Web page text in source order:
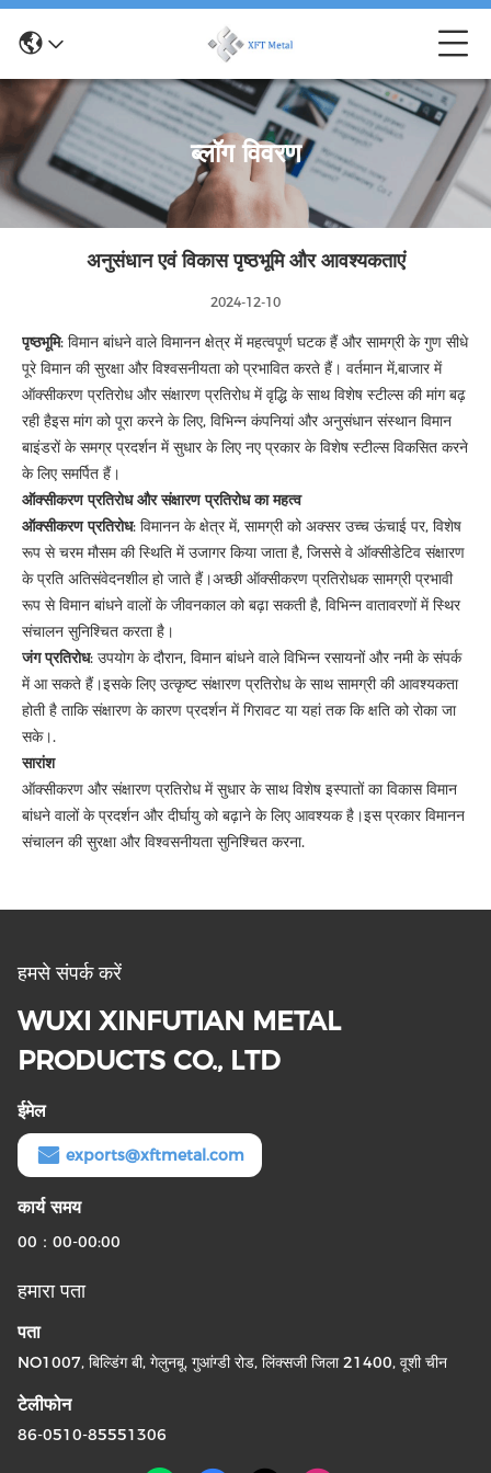
ब्लॉग विवरण
अनुसंधान एवं विकास पृष्ठभूमि और आवश्यकताएं
2024-12-10
पृष्ठभूमि: विमान बांधने वाले विमानन क्षेत्र में महत्वपूर्ण घटक हैं और सामग्री के गुण सीधे
पूरे विमान की सुरक्षा और विश्वसनीयता को प्रभावित करते हैं। वर्तमान में,बाजार में
ऑक्सीकरण प्रतिरोध और संक्षारण प्रतिरोध में वृद्धि के साथ विशेष स्टील्स की मांग बढ़
रही हैइस मांग को पूरा करने के लिए, विभिन्न कंपनियां और अनुसंधान संस्थान विमान
बाइंडरों के समग्र प्रदर्शन में सुधार के लिए नए प्रकार के विशेष स्टील्स विकसित करने
के लिए समर्पित हैं।
ऑक्सीकरण प्रतिरोध और संक्षारण प्रतिरोध का महत्व
ऑक्सीकरण प्रतिरोध: विमानन के क्षेत्र में, सामग्री को अक्सर उच्च ऊंचाई पर, विशेष
रूप से चरम मौसम की स्थिति में उजागर किया जाता है, जिससे वे ऑक्सीडेटिव संक्षारण
के प्रति अतिसंवेदनशील हो जाते हैं।अच्छी ऑक्सीकरण प्रतिरोधक सामग्री प्रभावी
रूप से विमान बांधने वालों के जीवनकाल को बढ़ा सकती है, विभिन्न वातावरणों में स्थिर
संचालन सुनिश्चित करता है।
जंग प्रतिरोध: उपयोग के दौरान, विमान बांधने वाले विभिन्न रसायनों और नमी के संपर्क
में आ सकते हैं।इसके लिए उत्कृष्ट संक्षारण प्रतिरोध के साथ सामग्री की आवश्यकता
होती है ताकि संक्षारण के कारण प्रदर्शन में गिरावट या यहां तक कि क्षति को रोका जा
सके।.
सारांश
ऑक्सीकरण और संक्षारण प्रतिरोध में सुधार के साथ विशेष इस्पातों का विकास विमान
बांधने वालों के प्रदर्शन और दीर्घायु को बढ़ाने के लिए आवश्यक है।इस प्रकार विमानन
संचालन की सुरक्षा और विश्वसनीयता सुनिश्चित करना.
हमसे संपर्क करें
WUXI XINFUTIAN METAL
PRODUCTS CO., LTD
ईमेल
exports@xftmetal.com
कार्य समय
00：00-00:00
हमारा पता
पता
NO1007, बिल्डिंग बी, गेलुनबू, गुआंग्डी रोड, लिंक्सजी जिला 21400, वूशी चीन
टेलीफोन
86-0510-85551306